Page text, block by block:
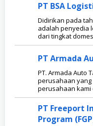
PT BSA
Didirikan pada
adalah penyedia
dari tingkat
PT Armada
PT. Armada Auto
perusahaan
perusahaan kami
PT Freeport
Program